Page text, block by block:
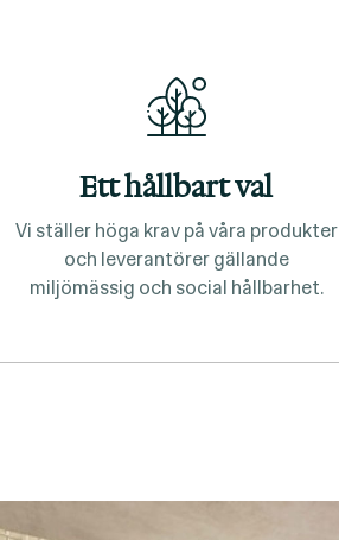
Ett hållbart val
Vi ställer höga krav på våra produkter
och leverantörer gällande
miljömässig och social hållbarhet.